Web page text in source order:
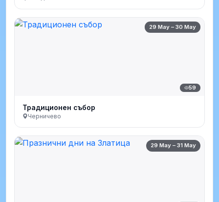
29 May – 30 May
59
Традиционен събор
Черничево
29 May – 31 May